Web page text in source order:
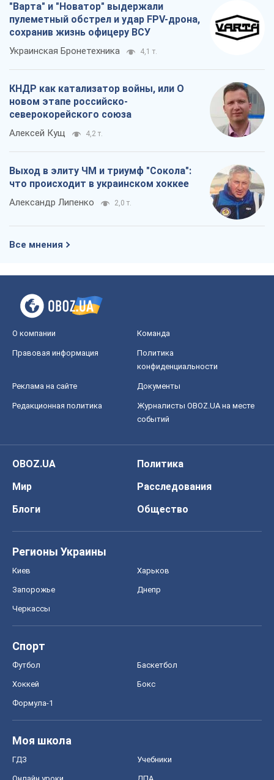
"Варта" и "Новатор" выдержали
пулеметный обстрел и удар FPV-дрона,
сохранив жизнь офицеру ВСУ
Украинская Бронетехника 4,1 т.
КНДР как катализатор войны, или О
новом этапе российско-
северокорейского союза
Алексей Кущ 4,2 т.
Выход в элиту ЧМ и триумф "Сокола":
что происходит в украинском хоккее
Александр Липенко 2,0 т.
Все мнения
О компании Команда
Правовая информация
Политика
конфиденциальности
Реклама на сайте Документы
Редакционная политика
Журналисты OBOZ.UA на месте
событий
OBOZ.UA
Политика
Мир
Расследования
Блоги
Общество
Регионы Украины
Киев Харьков
Запорожье Днепр
Черкассы
Спорт
Футбол Баскетбол
Хоккей Бокс
Формула-1
Моя школа
ГДЗ Учебники